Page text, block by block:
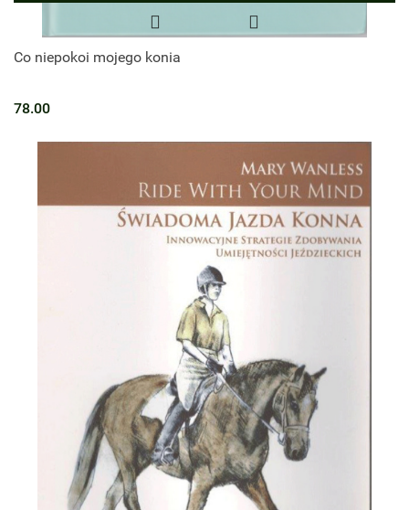
Co niepokoi mojego konia
78.00